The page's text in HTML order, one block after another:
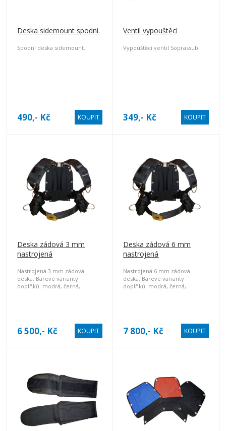
Deska sidemount spodní.
Spodní deska sidemount.
490,- Kč KOUPIT
Ventil vypouštěcí
Vypouštěcí ventil Soprassub.
349,- Kč KOUPIT
Deska zádová 3 mm
nastrojená
Nastrojená 3 mm zádová
deska. Barevé varianty
doplňků: modrá, černá,
6 500,- Kč KOUPIT
Deska zádová 6 mm
nastrojená
Nastrojená 6 mm zádová
deska. Barevé varianty
doplňků: modrá, černá,
7 800,- Kč KOUPIT